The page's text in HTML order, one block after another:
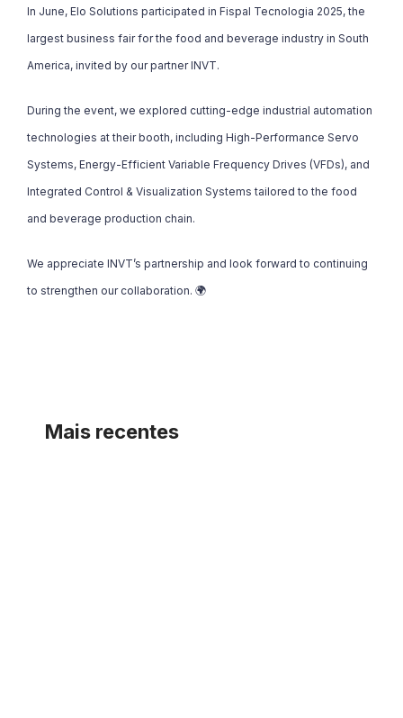
In June, Elo Solutions participated in Fispal Tecnologia 2025, the
largest business fair for the food and beverage industry in South
America, invited by our partner INVT.
During the event, we explored cutting-edge industrial automation
technologies at their booth, including High-Performance Servo
Systems, Energy-Efficient Variable Frequency Drives (VFDs), and
Integrated Control & Visualization Systems tailored to the food
and beverage production chain.
We appreciate INVT’s partnership and look forward to continuing
to strengthen our collaboration. 🌍
Mais recentes